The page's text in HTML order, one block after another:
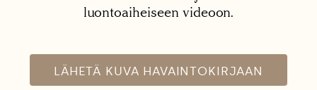
luontoaiheiseen videoon.
LÄHETÄ KUVA HAVAINTOKIRJAAN